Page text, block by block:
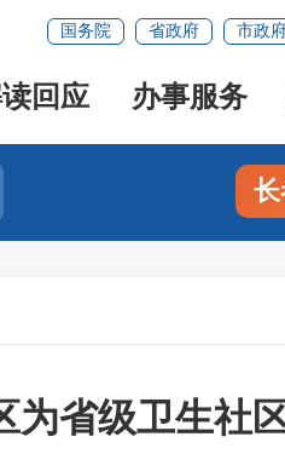
国务院 省政府 市政
回应 办事服务
为省级卫生社